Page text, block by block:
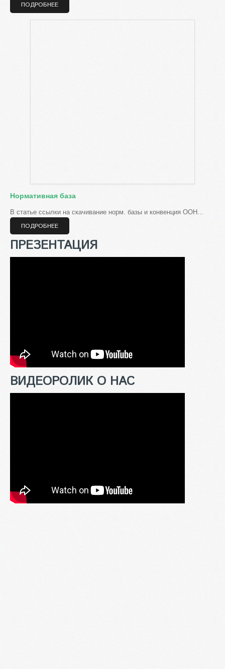
ПОДРОБНЕЕ
Нормативная база
В статье ссылки на скачивание норм. базы и конвенция ООН...
ПОДРОБНЕЕ
ПРЕЗЕНТАЦИЯ
ВИДЕОРОЛИК О НАС